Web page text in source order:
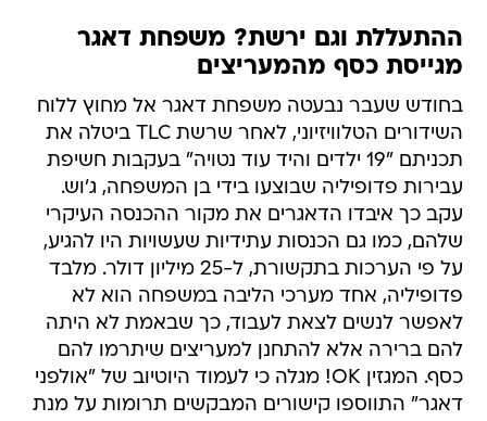
ההתעללת וגם ירשת? משפחת דאגר
מגייסת כסף מהמעריצים
בחודש שעבר נבעטה משפחת דאגר אל מחוץ ללוח
השידורים הטלוויזיוני, לאחר שרשת TLC ביטלה את
תכניתם "19 ילדים והיד עוד נטויה" בעקבות חשיפת
עבירות פדופיליה שבוצעו בידי בן המשפחה, ג'וש.
עקב כך איבדו הדאגרים את מקור ההכנסה העיקרי
שלהם, כמו גם הכנסות עתידיות שעשויות היו להגיע,
על פי הערכות בתקשורת, ל-25 מיליון דולר. מלבד
פדופיליה, אחד מערכי הליבה במשפחה הוא לא
לאפשר לנשים לצאת לעבוד, כך שבאמת לא היתה
להם ברירה אלא להתחנן למעריצים שיתרמו להם
כסף. המגזין OK! מגלה כי לעמוד היוטיוב של "אולפני
דאגר" התווספו קישורים המבקשים תרומות על מנת